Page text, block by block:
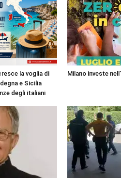
la voglia di
e Sicilia
degli italiani
Milano investe